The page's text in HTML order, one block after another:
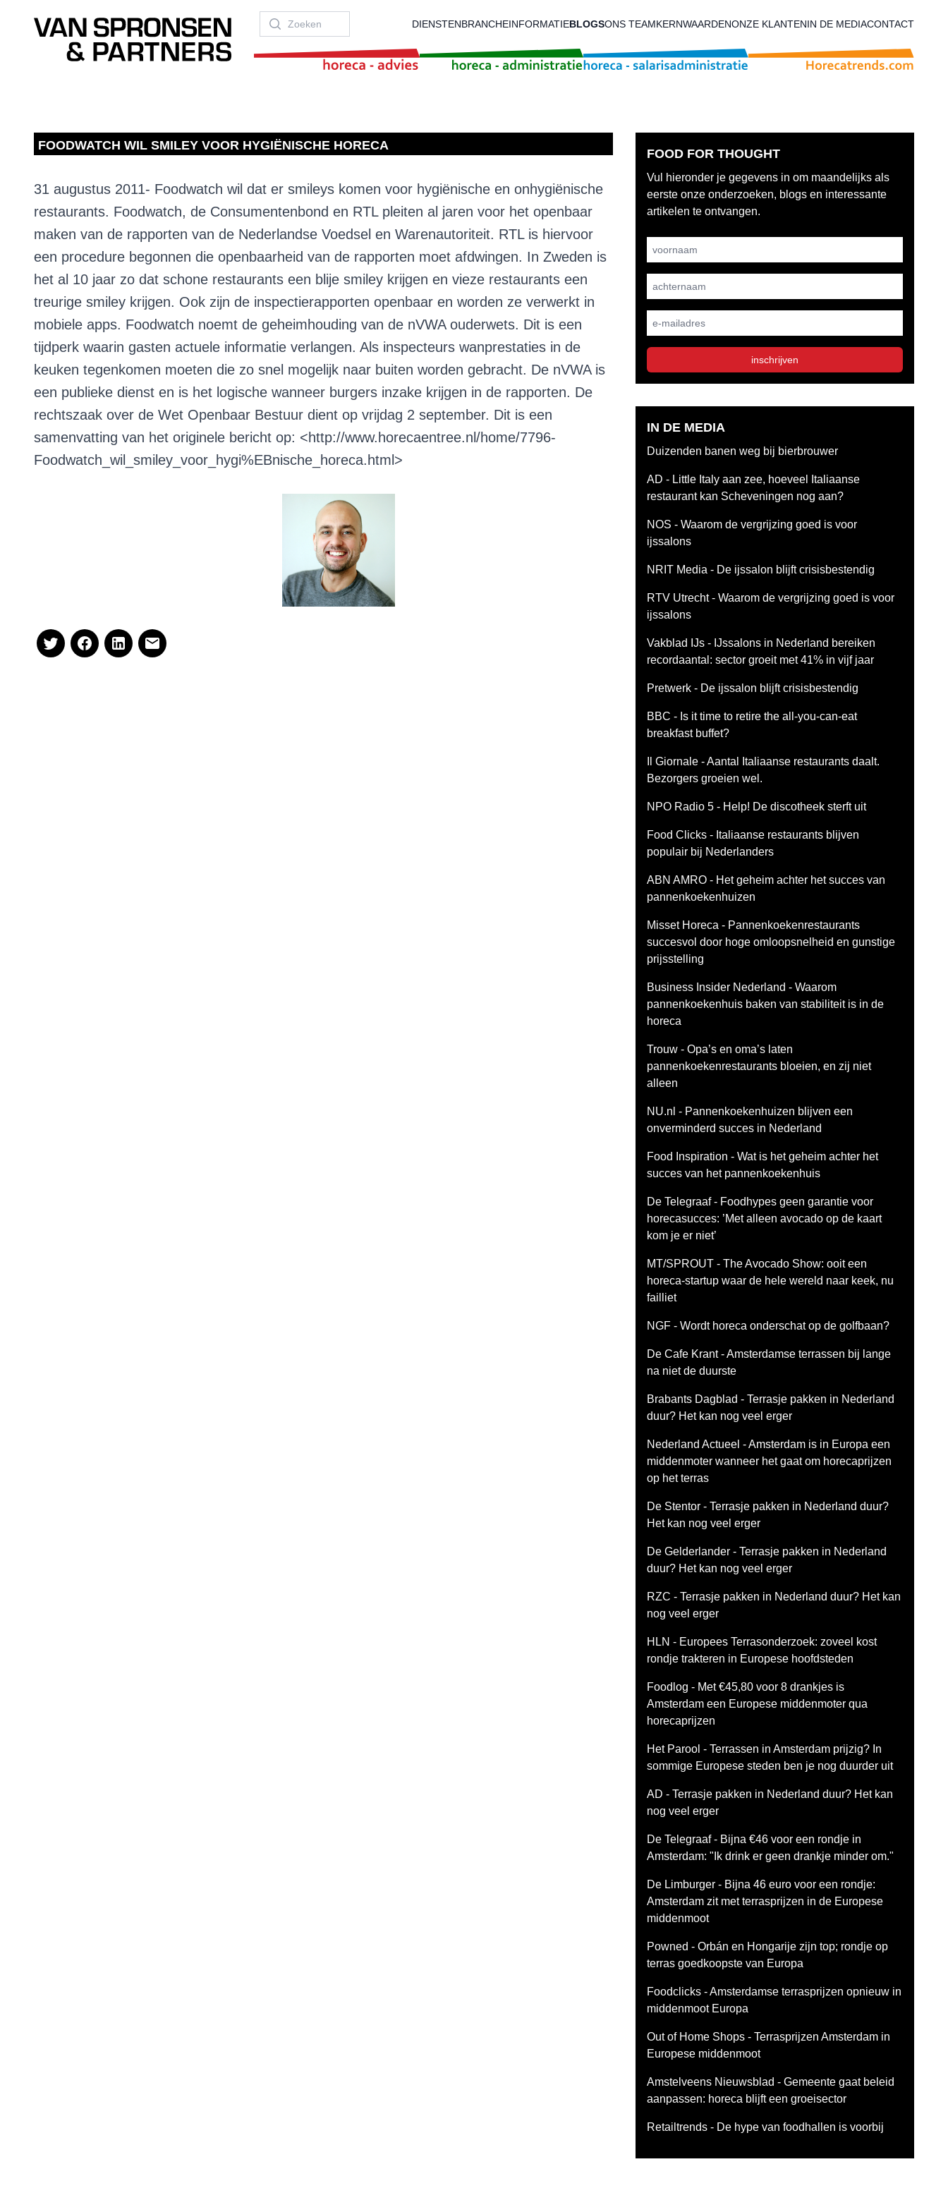
Zoeken
DIENSTENBRANCHEINFORMATIEBLOGSONS TEAMKERNWAARDENONZE KLANTENIN DE MEDIACONTACT
FOODWATCH WIL SMILEY VOOR HYGIËNISCHE HORECA
31 augustus 2011- Foodwatch wil dat er smileys komen voor hygiënische en onhygiënische
restaurants. Foodwatch, de Consumentenbond en RTL pleiten al jaren voor het openbaar
maken van de rapporten van de Nederlandse Voedsel en Warenautoriteit. RTL is hiervoor
een procedure begonnen die openbaarheid van de rapporten moet afdwingen. In Zweden is
het al 10 jaar zo dat schone restaurants een blije smiley krijgen en vieze restaurants een
treurige smiley krijgen. Ook zijn de inspectierapporten openbaar en worden ze verwerkt in
mobiele apps. Foodwatch noemt de geheimhouding van de nVWA ouderwets. Dit is een
tijdperk waarin gasten actuele informatie verlangen. Als inspecteurs wanprestaties in de
keuken tegenkomen moeten die zo snel mogelijk naar buiten worden gebracht. De nVWA is
een publieke dienst en is het logische wanneer burgers inzake krijgen in de rapporten. De
rechtszaak over de Wet Openbaar Bestuur dient op vrijdag 2 september. Dit is een
samenvatting van het originele bericht op: <http://www.horecaentree.nl/home/7796-
Foodwatch_wil_smiley_voor_hygi%EBnische_horeca.html >
FOOD FOR THOUGHT
Vul hieronder je gegevens in om maandelijks als
eerste onze onderzoeken, blogs en interessante
artikelen te ontvangen.
achternaam
E-mailadres
inschrijven
IN DE MEDIA
Duizenden banen weg bij bierbrouwer
AD - Little Italy aan zee, hoeveel Italiaanse
restaurant kan Scheveningen nog aan?
NOS - Waarom de vergrijzing goed is voor
ijssalons
NRIT Media - De ijssalon blijft crisisbestendig
RTV Utrecht - Waarom de vergrijzing goed is voor
ijssalons
Vakblad IJs - IJssalons in Nederland bereiken
recordaantal: sector groeit met 41% in vijf jaar
Pretwerk - De ijssalon blijft crisisbestendig
BBC - Is it time to retire the all-you-can-eat
breakfast buffet?
Il Giornale - Aantal Italiaanse restaurants daalt.
Bezorgers groeien wel.
NPO Radio 5 - Help! De discotheek sterft uit
Food Clicks - Italiaanse restaurants blijven
populair bij Nederlanders
ABN AMRO - Het geheim achter het succes van
pannenkoekenhuizen
Misset Horeca - Pannenkoekenrestaurants
succesvol door hoge omloopsnelheid en gunstige
prijsstelling
Business Insider Nederland - Waarom
pannenkoekenhuis baken van stabiliteit is in de
horeca
Trouw - Opa’s en oma’s laten
pannenkoekenrestaurants bloeien, en zij niet
alleen
NU.nl - Pannenkoekenhuizen blijven een
onverminderd succes in Nederland
Food Inspiration - Wat is het geheim achter het
succes van het pannenkoekenhuis
De Telegraaf - Foodhypes geen garantie voor
horecasucces: ’Met alleen avocado op de kaart
kom je er niet’
MT/SPROUT - The Avocado Show: ooit een
horeca-startup waar de hele wereld naar keek, nu
failliet
NGF - Wordt horeca onderschat op de golfbaan?
De Cafe Krant - Amsterdamse terrassen bij lange
na niet de duurste
Brabants Dagblad - Terrasje pakken in Nederland
duur? Het kan nog veel erger
Nederland Actueel - Amsterdam is in Europa een
middenmoter wanneer het gaat om horecaprijzen
op het terras
De Stentor - Terrasje pakken in Nederland duur?
Het kan nog veel erger
De Gelderlander - Terrasje pakken in Nederland
duur? Het kan nog veel erger
RZC - Terrasje pakken in Nederland duur? Het kan
nog veel erger
HLN - Europees Terrasonderzoek: zoveel kost
rondje trakteren in Europese hoofdsteden
Foodlog - Met €45,80 voor 8 drankjes is
Amsterdam een Europese middenmoter qua
horecaprijzen
Het Parool - Terrassen in Amsterdam prijzig? In
sommige Europese steden ben je nog duurder uit
AD - Terrasje pakken in Nederland duur? Het kan
nog veel erger
De Telegraaf - Bijna €46 voor een rondje in
Amsterdam: "Ik drink er geen drankje minder om."
De Limburger - Bijna 46 euro voor een rondje:
Amsterdam zit met terrasprijzen in de Europese
middenmoot
Powned - Orbán en Hongarije zijn top; rondje op
terras goedkoopste van Europa
Foodclicks - Amsterdamse terrasprijzen opnieuw in
middenmoot Europa
Out of Home Shops - Terrasprijzen Amsterdam in
Europese middenmoot
Amstelveens Nieuwsblad - Gemeente gaat beleid
aanpassen: horeca blijft een groeisector
Retailtrends - De hype van foodhallen is voorbij